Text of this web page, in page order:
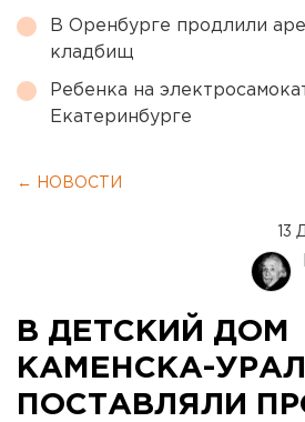
В Оренбурге продлили
кладбищ
Ребенка на
Екатеринбурге
← НОВОСТИ
13
В ДЕТСКИЙ ДОМ
КАМЕНСКА-
ПОСТАВЛЯЛИ